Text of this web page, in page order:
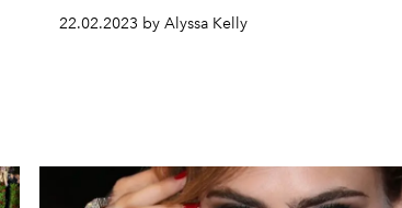
22.02.2023 by Alyssa Kelly